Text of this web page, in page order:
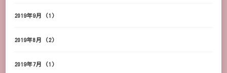
2019年9月 (1)
2019年8月 (2)
2019年7月 (1)